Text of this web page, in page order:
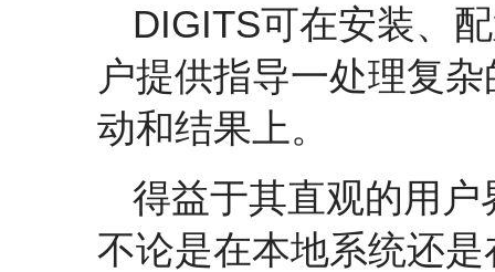
DIGITS可在安装、
户提供指导一处理复
动和结果上。
得益于其直观的用
不论是在本地系统还